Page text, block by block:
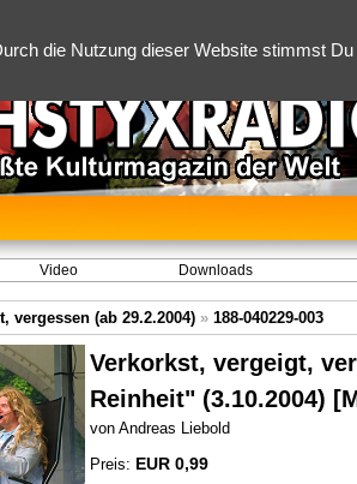
die Nutzung dieser Website stimmst
Video Downloads
vergessen (ab 29.2.2004) » 188-040229-003
Verkorkst, vergeigt,
Reinheit" (3.10.2004)
von Andreas Liebold
Preis: EUR 0,99